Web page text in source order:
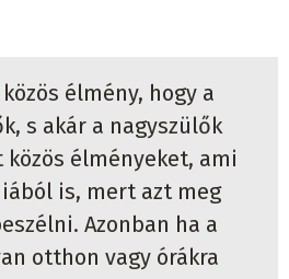
élmény, hogy a
s akár a nagyszülők
élményeket, ami
is, mert azt meg
Azonban ha a
otthon vagy órákra